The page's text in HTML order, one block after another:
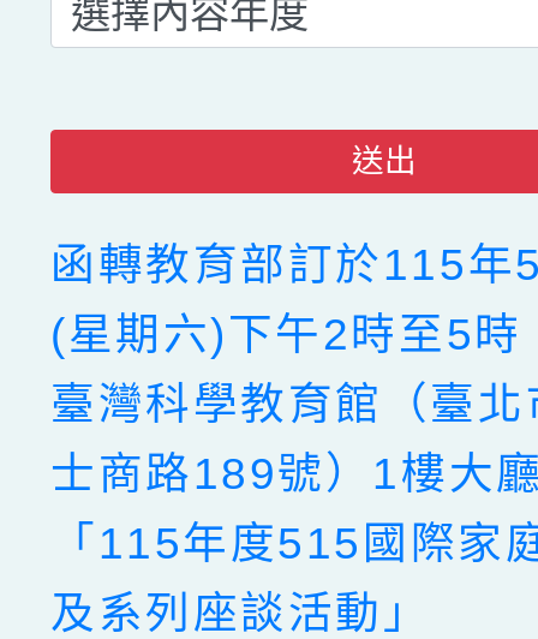
送出
函轉教育部訂於115年
(星期六)下午2時至5時
臺灣科學教育館（臺
士商路189號）1樓大
「115年度515國際家
及系列座談活動」